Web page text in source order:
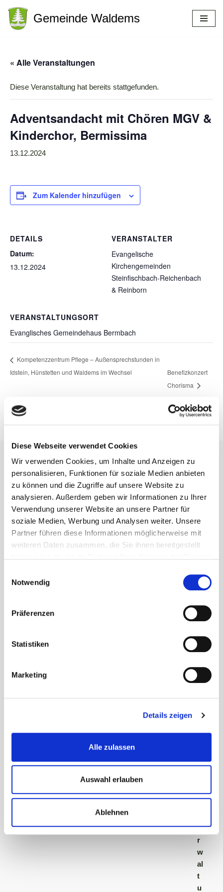
Diese Webseite verwendet Cookies
Wir verwenden Cookies, um Inhalte und Anzeigen zu
personalisieren, Funktionen für soziale Medien anbieten
zu können und die Zugriffe auf unsere Website zu
analysieren. Außerdem geben wir Informationen zu Ihrer
Verwendung unserer Website an unsere Partner für
soziale Medien, Werbung und Analysen weiter. Unsere
Partner führen diese Informationen möglicherweise mit
weiteren Daten zusammen, die Sie ihnen bereitgestellt
Notwendig
Präferenzen
Statistiken
Marketing
Details zeigen
Alle zulassen
Auswahl erlauben
Ablehnen
Zum
Gemeinde Waldems
« Alle Veranstaltungen
Diese Veranstaltung hat bereits stattgefunden.
Adventsandacht mit Chören MGV &
Kinderchor, Bermissima
13.12.2024
Zum Kalender hinzufügen
DETAILS
Datum:
13.12.2024
VERANSTALTER
Evangelische
Kirchengemeinden
Steinfischbach-Reichenbach
& Reinborn
VERANSTALTUNGSORT
Evanglisches Gemeindehaus Bermbach
Kompetenzzentrum Pflege – Außensprechstunden in
Idstein, Hünstetten und Waldems im Wechsel
Benefizkonzert
Chorisma
Kontakt
Gemeinde Waldems
Rathaus (Gemeindeverwaltung)
06126 592-0
Sprechzeiten
A
ll
m
n
e
r
w
al
t
u